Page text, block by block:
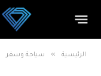
الرئيسية » سياحة وسفر